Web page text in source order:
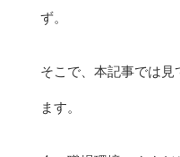
ず。
そこで、本記事では
ます。